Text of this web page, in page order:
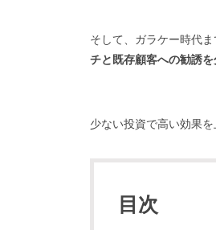
そして、ガラケー時代
チと既存顧客への勧誘
少ない投資で高い効果を
目次